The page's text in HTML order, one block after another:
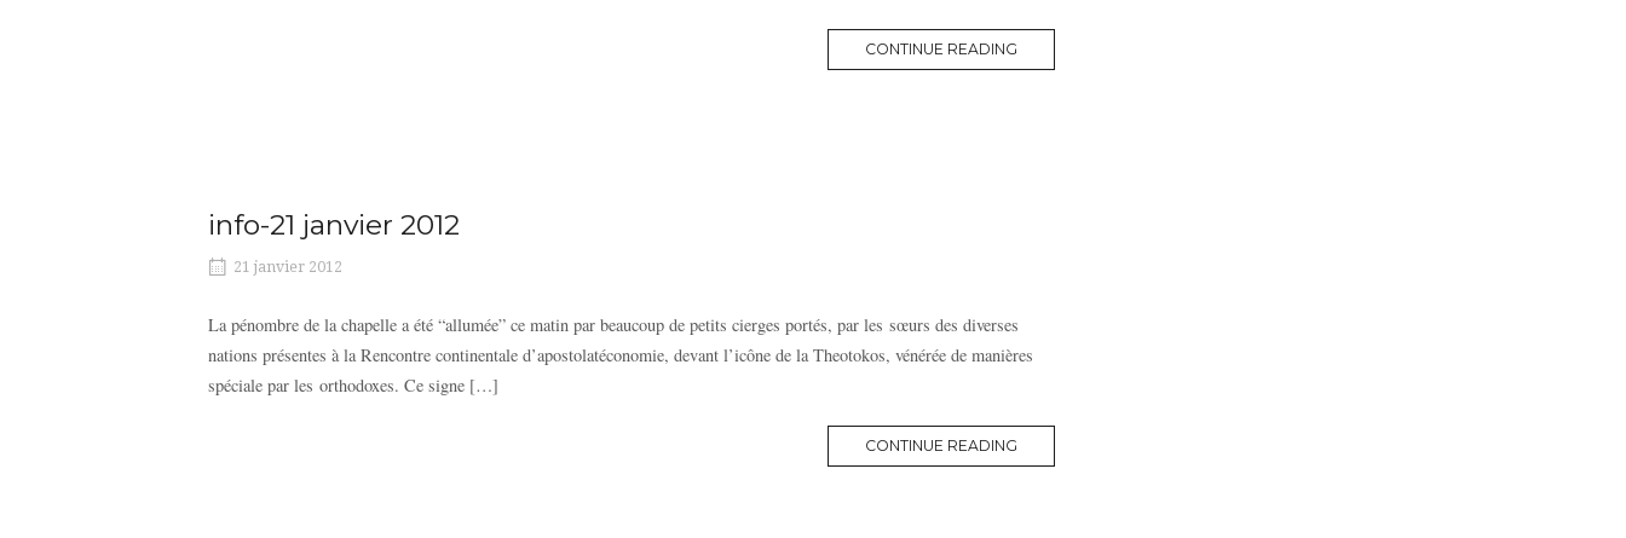
CONTINUE READING
info-21 janvier 2012
21 janvier 2012
La pénombre de la chapelle a été “allumée” ce matin par beaucoup de petits cierges portés, par les sœurs des diverses
nations présentes à la Rencontre continentale d’apostolatéconomie, devant l’icône de la Theotokos, vénérée de manières
spéciale par les orthodoxes. Ce signe […]
CONTINUE READING